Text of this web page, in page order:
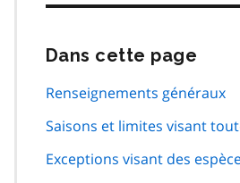
Dans cette page
Renseignements généraux
Saisons et limites visant
Exceptions visant des